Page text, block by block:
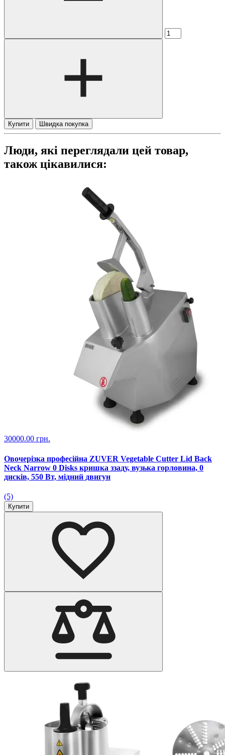
Купити Швидка покупка
Люди, які переглядали цей товар,
також цікавилися:
30000.00 грн.
Овочерізка професійна ZUVER Vegetable Cutter Lid Back
Neck Narrow 0 Disks кришка ззаду, вузька горловина, 0
дисків, 550 Вт, мідний двигун
(5)
Купити